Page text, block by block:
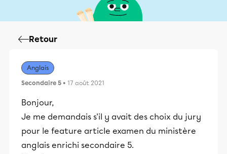
Retour
Anglais
Secondaire 5 • 17 août 2021
Bonjour,
Je me demandais s'il y avait des choix du jury
pour le feature article examen du ministère
anglais enrichi secondaire 5.